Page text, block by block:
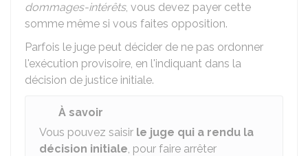
dommages-intérêts, vous devez payer cette
somme même si vous faites opposition.
Parfois le juge peut décider de ne pas ordonner
l'exécution provisoire, en l'indiquant dans la
décision de justice initiale.
À savoir
Vous pouvez saisir le juge qui a rendu la
décision initiale, pour faire arrêter